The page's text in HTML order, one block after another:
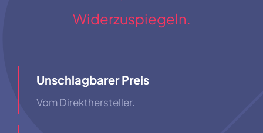
Widerzuspiegeln.
Unschlagbarer Preis
Vom Direkthersteller.